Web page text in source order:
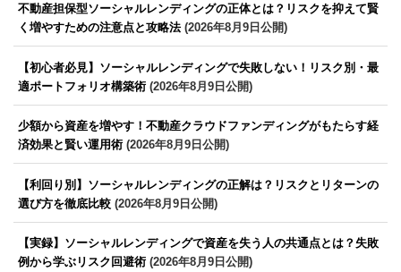
不動産担保型ソーシャルレンディングの正体とは？リスクを抑えて賢
く増やすための注意点と攻略法(2026年8月9日公開)
【初心者必見】ソーシャルレンディングで失敗しない！リスク別・最
適ポートフォリオ構築術 (2026年8月9日公開)
少額から資産を増やす！不動産クラウドファンディングがもたらす経
済効果と賢い運用術 (2026年8月9日公開)
【利回り別】ソーシャルレンディングの正解は？リスクとリターンの
選び方を徹底比較 (2026年8月9日公開)
【実録】ソーシャルレンディングで資産を失う人の共通点とは？失敗
例から学ぶリスク回避術 (2026年8月9日公開)